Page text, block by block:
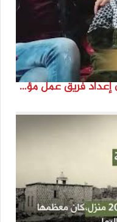
فيلم كبار السن قرية السميرية من إعداد فريق عمل مؤسسة هوية